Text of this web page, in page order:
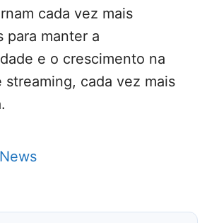
cada vez mais
para manter a
e o crescimento na
streaming, cada vez mais
News